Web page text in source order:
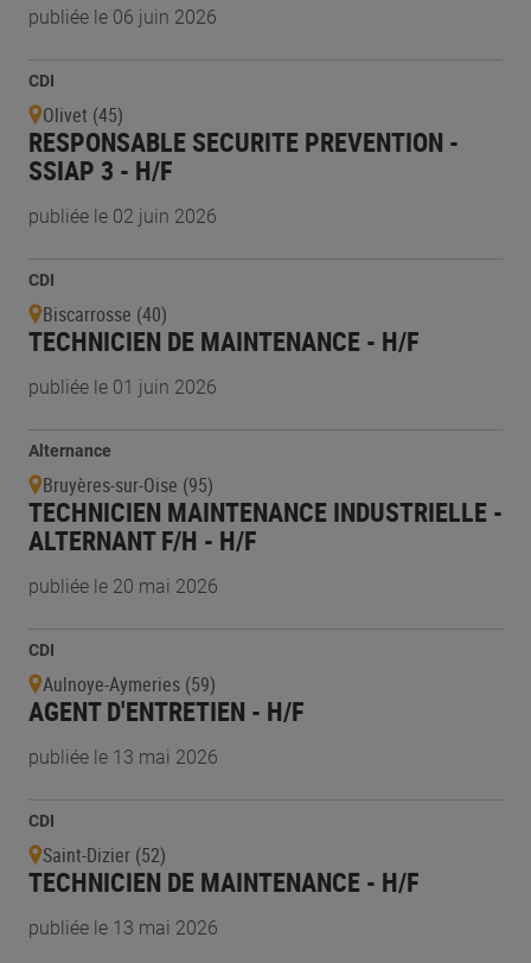
publiée le 06 juin 2026
CDI
Olivet (45)
RESPONSABLE SECURITE PREVENTION -
SSIAP 3 - H/F
publiée le 02 juin 2026
CDI
Biscarrosse (40)
TECHNICIEN DE MAINTENANCE - H/F
publiée le 01 juin 2026
Alternance
Bruyères-sur-Oise (95)
TECHNICIEN MAINTENANCE INDUSTRIELLE -
ALTERNANT F/H - H/F
publiée le 20 mai 2026
CDI
Aulnoye-Aymeries (59)
AGENT D'ENTRETIEN - H/F
publiée le 13 mai 2026
CDI
Saint-Dizier (52)
TECHNICIEN DE MAINTENANCE - H/F
publiée le 13 mai 2026